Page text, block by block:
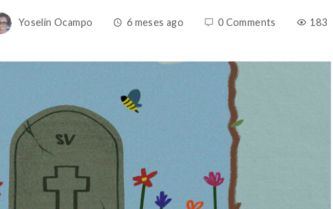
Yoselin Ocampo 6 meses ago 0 Comments 183